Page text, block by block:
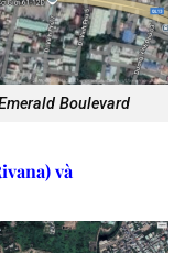
Boulevard
và